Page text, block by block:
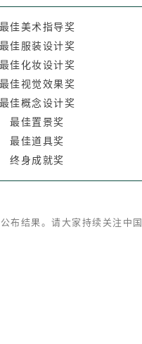
最佳美术指导奖
最佳服装设计奖
最佳化妆设计奖
最佳视觉效果奖
最佳概念设计奖
最佳置景奖
最佳道具奖
终身成就奖
布结果。 请大家持续关注中